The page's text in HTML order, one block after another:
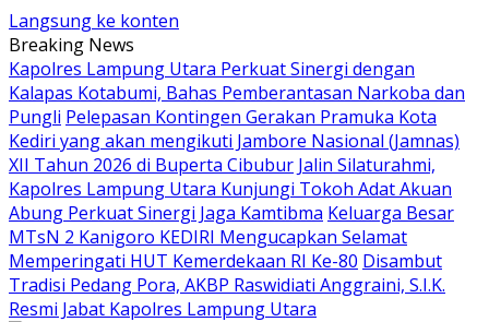
Langsung ke konten
Breaking News
Kapolres Lampung Utara Perkuat Sinergi dengan
Kalapas Kotabumi, Bahas Pemberantasan Narkoba dan
Pungli Pelepasan Kontingen Gerakan Pramuka Kota
Kediri yang akan mengikuti Jambore Nasional (Jamnas)
XII Tahun 2026 di Buperta Cibubur Jalin Silaturahmi,
Kapolres Lampung Utara Kunjungi Tokoh Adat Akuan
Abung Perkuat Sinergi Jaga Kamtibma Keluarga Besar
MTsN 2 Kanigoro KEDIRI Mengucapkan Selamat
Memperingati HUT Kemerdekaan RI Ke-80 Disambut
Tradisi Pedang Pora, AKBP Raswidiati Anggraini, S.I.K.
Resmi Jabat Kapolres Lampung Utara